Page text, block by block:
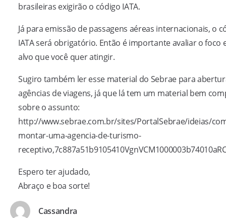
brasileiras exigirão o código IATA.
Já para emissão de passagens aéreas internacionais, o
IATA será obrigatório. Então é importante avaliar o foco
alvo que você quer atingir.
Sugiro também ler esse material do Sebrae para
agências de viagens, já que lá tem um material bem
sobre o assunto:
http://www.sebrae.com.br/sites/PortalSebrae/ideias/
montar-uma-agencia-de-turismo-
Espero ter ajudado,
Abraço e boa sorte!
Cassandra